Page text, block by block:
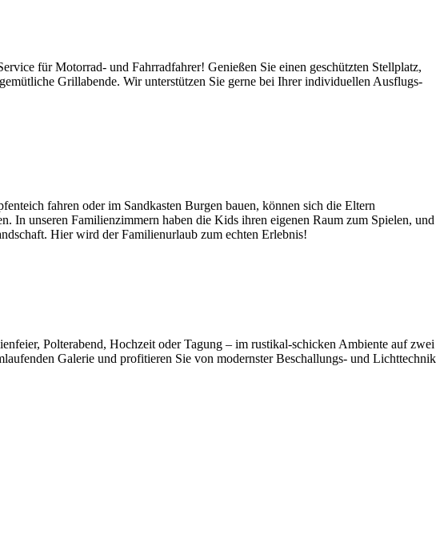
für Motorrad- und Fahrradfahrer! Genießen Sie einen geschützten Stellplatz,
Grillabende. Wir unterstützen Sie gerne bei Ihrer individuellen Ausflugs-
fahren oder im Sandkasten Burgen bauen, können sich die Eltern
In unseren Familienzimmern haben die Kids ihren eigenen Raum zum Spielen, und
Hier wird der Familienurlaub zum echten Erlebnis!
Polterabend, Hochzeit oder Tagung – im rustikal-schicken Ambiente auf zwei
Galerie und profitieren Sie von modernster Beschallungs- und Lichttechnik